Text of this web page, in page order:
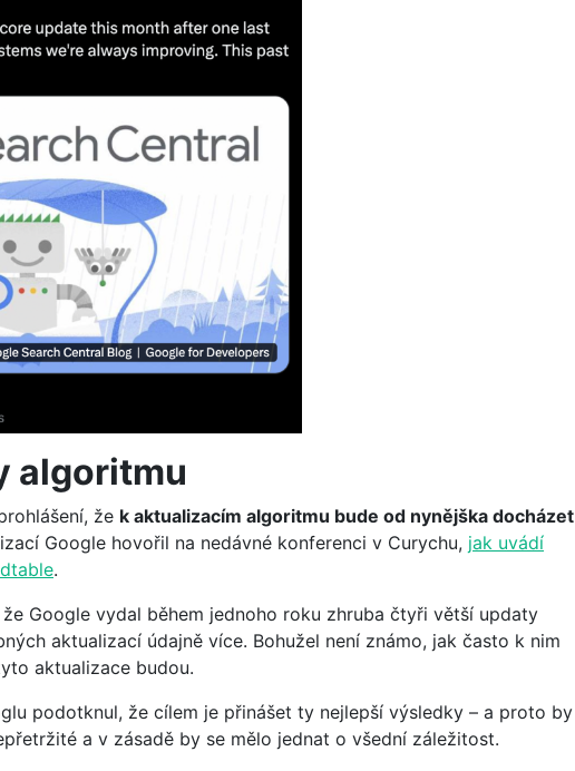
algoritmu
že k aktualizacím algoritmu bude od nynějška docházet
Google hovořil na nedávné konferenci v Curychu, jak uvádí
.
Google vydal během jednoho roku zhruba čtyři větší updaty
aktualizací údajně více. Bohužel není známo, jak často k nim
aktualizace budou.
podotknul, že cílem je přinášet ty nejlepší výsledky – a proto by
a v zásadě by se mělo jednat o všední záležitost.